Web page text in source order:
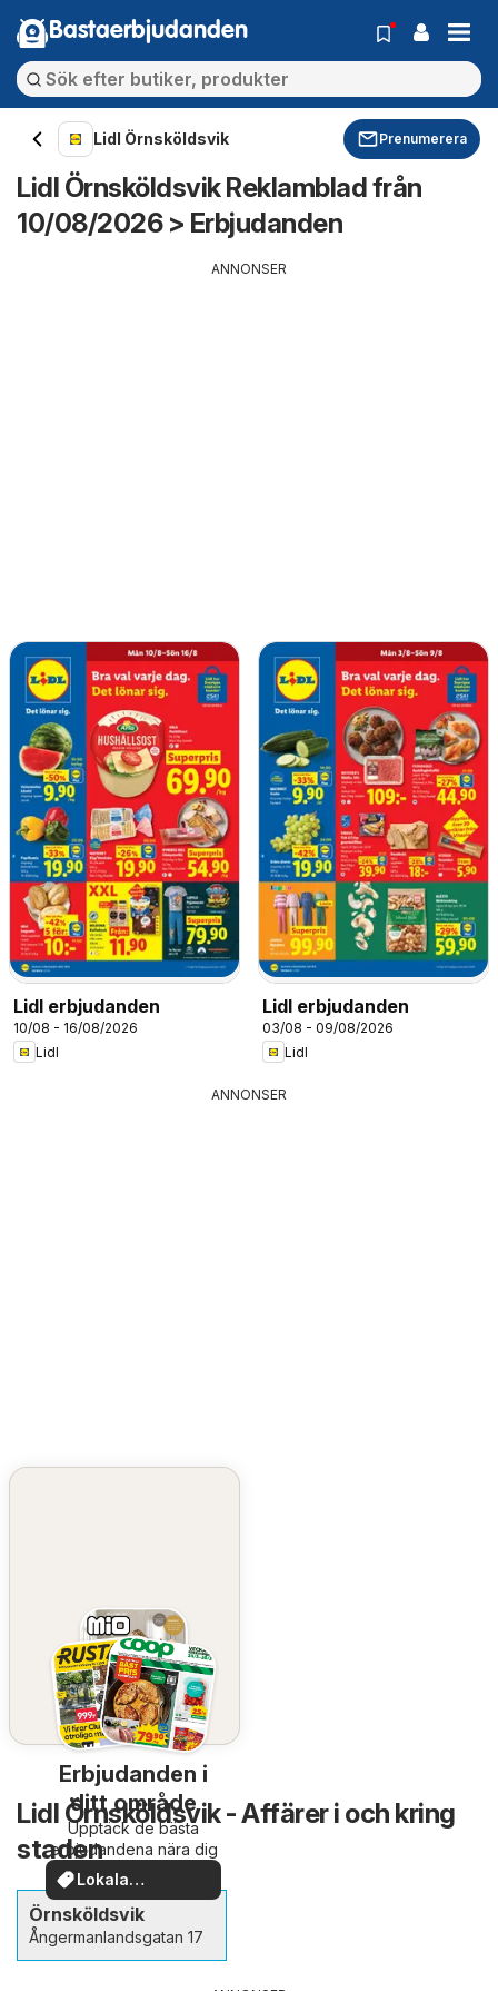
Bastaerbjudanden
Lidl Örnsköldsvik Prenumerera
Lidl Örnsköldsvik Reklamblad från
10/08/2026 > Erbjudanden
ANNONSER
Lidl erbjudanden
10/08 - 16/08/2026
Lidl
Lidl erbjudanden
03/08 - 09/08/2026
Lidl
ANNONSER
Erbjudanden i
ditt område
Upptäck de bästa
erbjudandena nära dig
Lokala
erbjudanden
Lidl Örnsköldsvik - Affärer i och kring
staden
Örnsköldsvik
Ångermanlandsgatan 17